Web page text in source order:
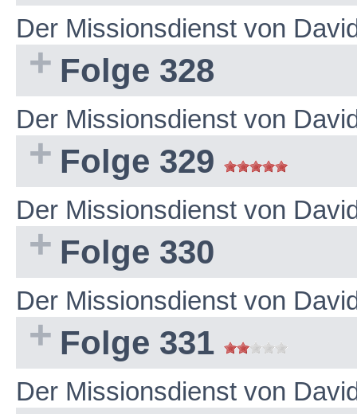
Der Missionsdienst von
Folge 328
Der Missionsdienst von
Folge 329
Der Missionsdienst von
Folge 330
Der Missionsdienst von
Folge 331
Der Missionsdienst von